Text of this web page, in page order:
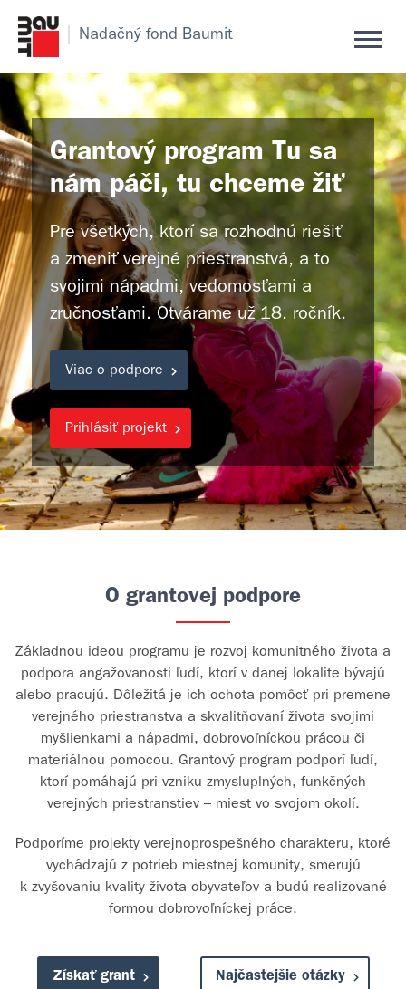
Nadačný fond Baumit
Grantový program Tu sa
nám páči, tu chceme žiť
Pre všetkých, ktorí sa rozhodnú riešiť
a zmeniť verejné priestranstvá, a to
svojimi nápadmi, vedomosťami a
zručnosťami. Otvárame už 18. ročník.
Viac o podpore
Prihlásiť projekt
O grantovej podpore
Základnou ideou programu je rozvoj komunitného života a
podpora angažovanosti ľudí, ktorí v danej lokalite bývajú
alebo pracujú. Dôležitá je ich ochota pomôcť pri premene
verejného priestranstva a skvalitňovaní života svojimi
myšlienkami a nápadmi, dobrovoľníckou prácou či
materiálnou pomocou. Grantový program podporí ľudí,
ktorí pomáhajú pri vzniku zmysluplných, funkčných
verejných priestranstiev – miest vo svojom okolí.
Podporíme projekty verejnoprospešného charakteru, ktoré
vychádzajú z potrieb miestnej komunity, smerujú
k zvyšovaniu kvality života obyvateľov a budú realizované
formou dobrovoľníckej práce.
Získať grant Najčastejšie otázky